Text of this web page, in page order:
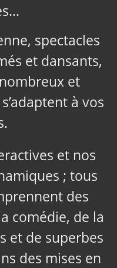
spectacles
et dansants,
et
à vos
et nos
; tous
des
comédie, de la
et de superbes
des mises en